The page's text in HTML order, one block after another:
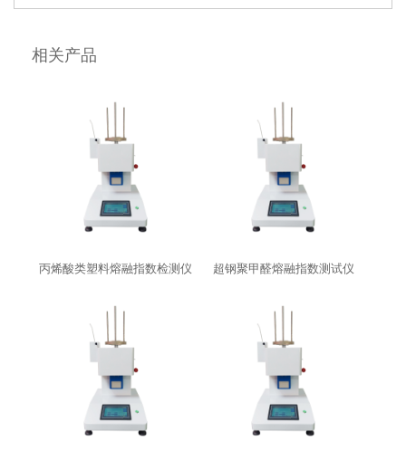
相关产品
丙烯酸类塑料熔融指数检测仪 超钢聚甲醛熔融指数测试仪